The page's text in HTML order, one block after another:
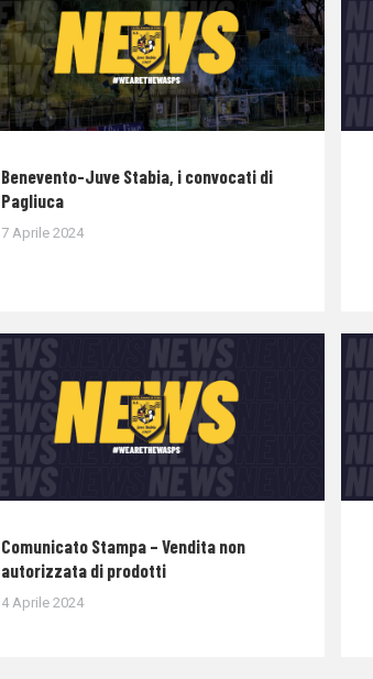
Benevento-Juve Stabia, i convocati di
Pagliuca
7 Aprile 2024
Comunicato Stampa – Vendita non
autorizzata di prodotti
4 Aprile 2024